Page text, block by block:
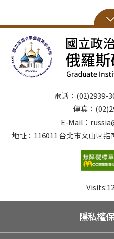
傳：112年12月12日下午5時止（
名流程：(詳閱簡章6-8頁) （一）於報名系統取得繳費帳
號。 （二）於報名系統線上以信用卡、金融卡繳款、或至
全國金融機構自動提款機（
款（擇一方式繳費）。 （三）於報名系統填寫個人基本資
料，完成報名後下載PDF報名表自行存
規定繳交報名所需相關表件。 四、若有疑問，請於上班
間（08:30~12:00；
組(02)2938-7892、2938-
電話：(02)2939-
傳真：
E-Mail：
地址：116011 台北市文山區
Visits:
隱私權